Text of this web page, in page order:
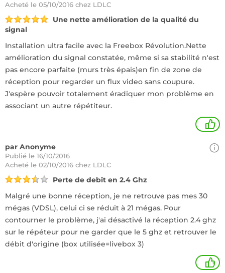
Acheté le 05/10/2016 chez LDLC
Une nette amélioration de la qualité du
signal
Installation ultra facile avec la Freebox Révolution.Nette
amélioration du signal constatée, même si sa stabilité n'est
pas encore parfaite (murs très épais)en fin de zone de
réception pour regarder un flux video sans coupure.
J'espère pouvoir totalement éradiquer mon problème en
associant un autre répétiteur.
1
par Anonyme
Publié le 16/10/2016
Acheté le 02/10/2016 chez LDLC
Perte de debit en 2.4 Ghz
Malgré une bonne réception, je ne retrouve pas mes 30
mégas (VDSL), celui ci se réduit à 21 mégas. Pour
contourner le problème, j'ai désactivé la réception 2.4 ghz
sur le répéteur pour ne garder que le 5 ghz et retrouver le
débit d'origine (box utilisée=livebox 3)
+